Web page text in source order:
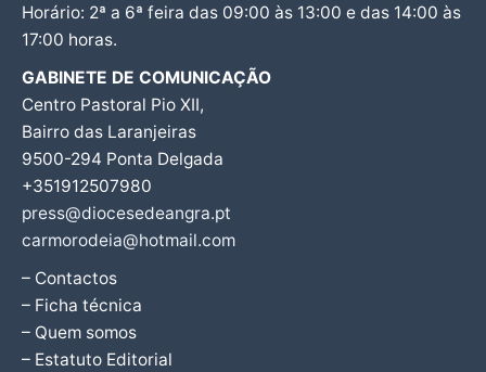
Horário: 2ª a 6ª feira das 09:00 às 13:00 e das 14:00 às
17:00 horas.
GABINETE DE COMUNICAÇÃO
Centro Pastoral Pio XII,
Bairro das Laranjeiras
9500-294 Ponta Delgada
+351912507980
press@diocesedeangra.pt
carmorodeia@hotmail.com
– Contactos
– Ficha técnica
– Quem somos
– Estatuto Editorial